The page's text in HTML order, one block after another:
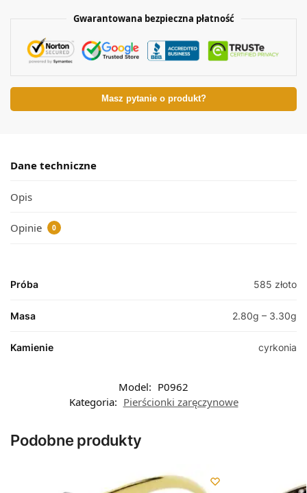
Gwarantowana bezpieczna płatność
Masz pytanie o produkt?
Dane techniczne
Opis
Opinie 0
Próba 585 złoto
Masa 2.80g – 3.30g
Kamienie cyrkonia
Model: P0962
Kategoria: Pierścionki zaręczynowe
Podobne produkty